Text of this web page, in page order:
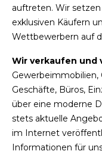
auftreten. Wir
exklusiven Käufern
Wettbewerbern auf
Wir verkaufen und
Gewerbeimmobilien,
Geschäfte, Büros,
über eine moderne
stets aktuelle
im Internet
Informationen für